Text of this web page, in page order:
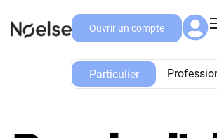
Ouvrir un compte
Particulier
Particulier